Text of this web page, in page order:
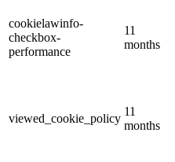
cookielawinfo-
checkbox-
performance
11
months
viewed_cookie_policy
11
months